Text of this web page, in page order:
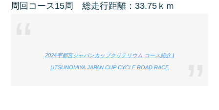
周回コース15周 総走行距離：33.75ｋｍ
2024宇都宮ジャパンカップクリテリウム コース紹介 |
UTSUNOMIYA JAPAN CUP CYCLE ROAD RACE